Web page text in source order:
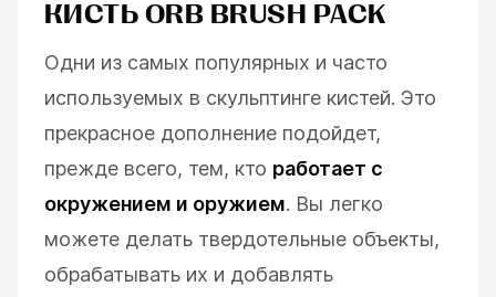
КИСТЬ ORB BRUSH PACK
Одни из самых популярных и часто
используемых в скульптинге кистей. Это
прекрасное дополнение подойдет,
прежде всего, тем, кто работает с
окружением и оружием. Вы легко
можете делать твердотельные объекты,
обрабатывать их и добавлять